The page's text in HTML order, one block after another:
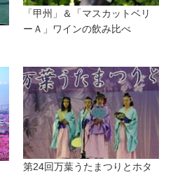
「甲州」＆「マスカットベリ
ーＡ」ワインの飲み比べ
第24回万葉うたまつりとホタ